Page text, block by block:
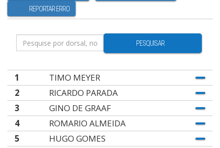
REPORTAR ERRO
PESQUISAR
1
TIMO MEYER
2
RICARDO PARADA
3
GINO DE GRAAF
4
ROMARIO ALMEIDA
5
HUGO GOMES